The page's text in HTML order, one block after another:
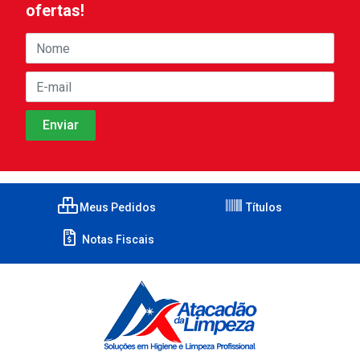
ofertas!
Meus Pedidos Títulos
Notas Fiscais